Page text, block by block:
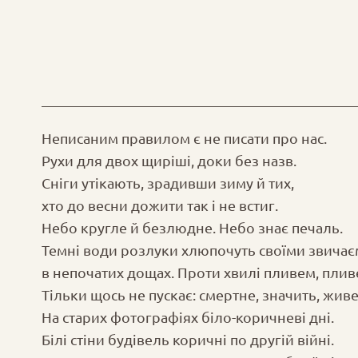
Неписаним правилом є не писати про нас.
Рухи для двох щиріші, доки без назв.
Сніги утікають, зрадивши зиму й тих,
хто до весни дожити так і не встиг.
Небо кругле й безлюдне. Небо знає печаль.
Темні води розлуки хлюпочуть своїми
в непочатих дощах. Проти хвилі пливем,
Тільки щось не пускає: смертне, значить, живе.
На старих фотографіях біло-коричневі дні.
Білі стіни будівель коричні по другій війні.